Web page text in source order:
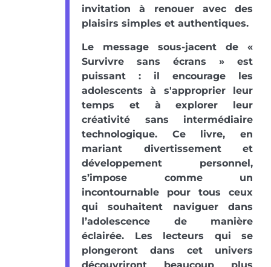
invitation à renouer avec des
plaisirs simples et authentiques.
Le message sous-jacent de «
Survivre sans écrans » est
puissant : il encourage les
adolescents à s'approprier leur
temps et à explorer leur
créativité sans intermédiaire
technologique. Ce livre, en
mariant divertissement et
développement personnel,
s’impose comme un
incontournable pour tous ceux
qui souhaitent naviguer dans
l’adolescence de manière
éclairée. Les lecteurs qui se
plongeront dans cet univers